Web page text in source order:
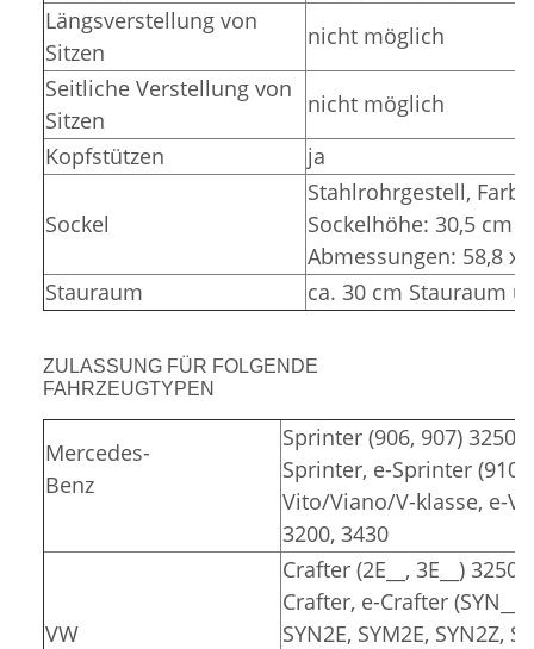
Längsverstellung von
Sitzen
nicht möglich
Seitliche Verstellung von
Sitzen
nicht möglich
Kopfstützen
ja
Sockel
Stahlrohrgestell,
Sockelhöhe: 30,5 cm
Abmessungen: 58,8 x
Stauraum
ca. 30 cm Stauraum
ZULASSUNG FÜR FOLGENDE
FAHRZEUGTYPEN
Mercedes-
Benz
Sprinter (906, 907) 3250,
Sprinter, e-Sprinter (910)
Vito/Viano/V-klasse, e-
3200, 3430
VW
Crafter (2E__, 3E__)
Crafter, e-Crafter (SYN__,
SYN2E, SYM2E, SYN2Z,